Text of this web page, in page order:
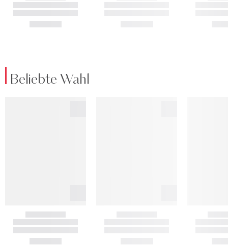
Beliebte Wahl